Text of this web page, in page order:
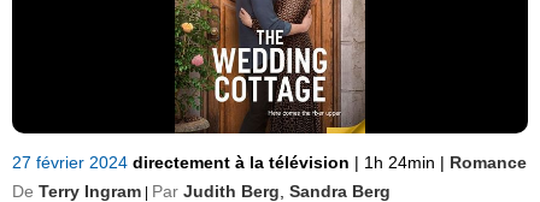
27 février 2024 directement à la télévision | 1h 24min | Romance
De Terry Ingram Par Judith Berg Sandra Berg